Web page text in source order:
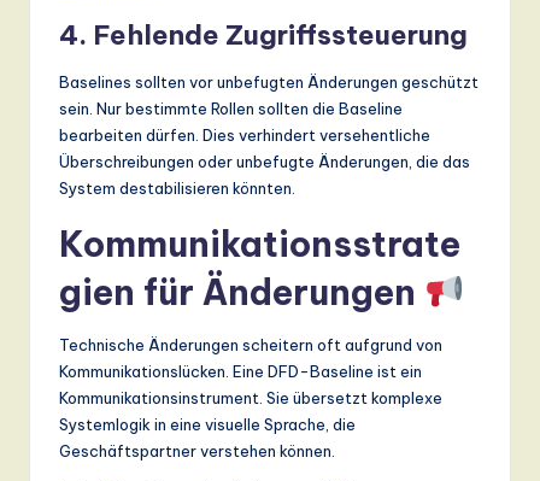
4. Fehlende Zugriffssteuerung
Baselines sollten vor unbefugten Änderungen geschützt
sein. Nur bestimmte Rollen sollten die Baseline
bearbeiten dürfen. Dies verhindert versehentliche
Überschreibungen oder unbefugte Änderungen, die das
System destabilisieren könnten.
Kommunikationsstrate
gien für Änderungen
Technische Änderungen scheitern oft aufgrund von
Kommunikationslücken. Eine DFD-Baseline ist ein
Kommunikationsinstrument. Sie übersetzt komplexe
Systemlogik in eine visuelle Sprache, die
Geschäftspartner verstehen können.